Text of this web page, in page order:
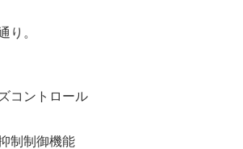
り。
コントロール
制制御機能